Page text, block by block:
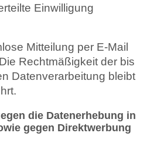
Einwilligung
Mitteilung per E-Mail
Rechtmäßigkeit der bis
Datenverarbeitung bleibt
die Datenerhebung in
gegen Direktwerbung